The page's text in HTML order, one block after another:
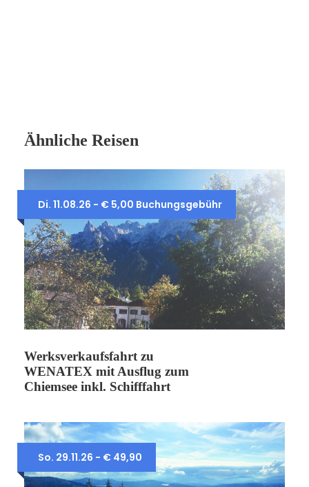
Ähnliche Reisen
Di. 11.08.26 - € 5,00 Buchungsgebühr
Werksverkaufsfahrt zu
WENATEX mit Ausflug zum
Chiemsee inkl. Schifffahrt
So. 29.11.26 - € 49,90